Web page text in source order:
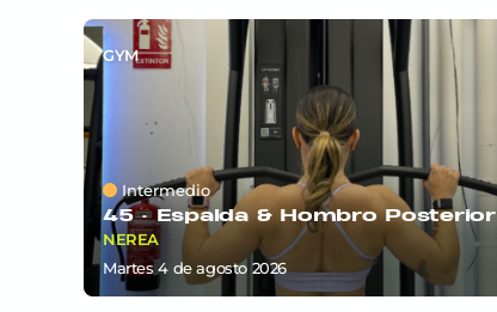
GYM
Intermedio
45 · Espalda & Hombro Posterior
NEREA
martes 4deagosto 2026